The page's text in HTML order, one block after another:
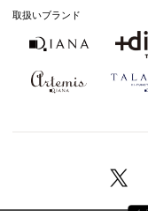
取扱いブランド